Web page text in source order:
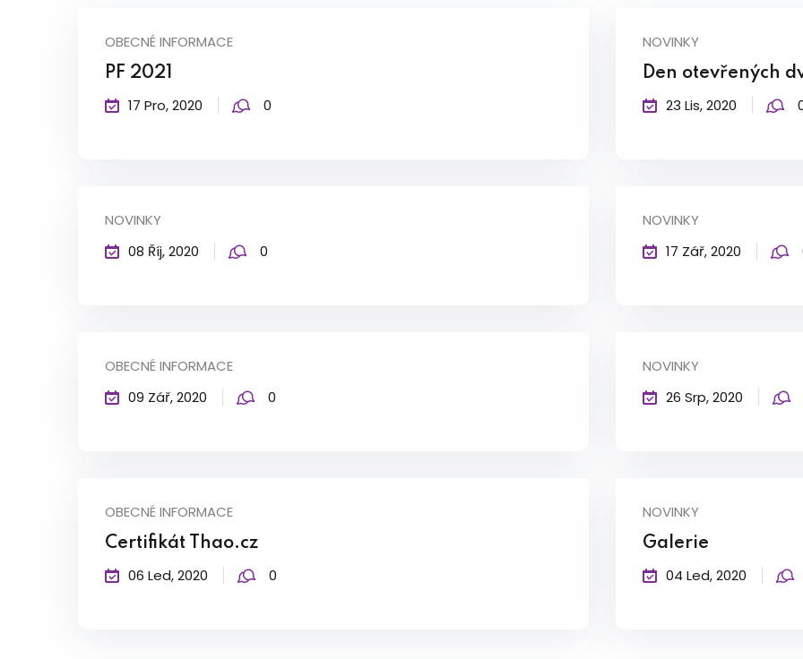
OBECNÉ INFORMACE
PF 2021
17 Pro, 2020 0
NOVINKY
Den otevřených
23 Lis, 2020
NOVINKY
08 Říj, 2020
0
NOVINKY
17 Zář, 2020
OBECNÉ INFORMACE
09 Zář, 2020
0
NOVINKY
26 Srp, 2020
OBECNÉ INFORMACE
Certifikát Thao.cz
06 Led, 2020 0
NOVINKY
Galerie
04 Led, 2020